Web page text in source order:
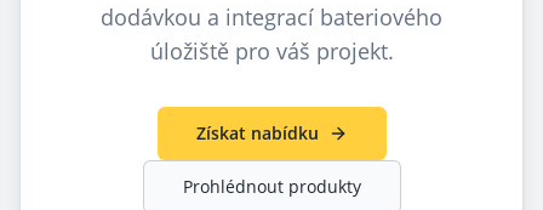
dodávkou a integrací bateriového
úložiště pro váš projekt.
Získat nabídku
Prohlédnout produkty